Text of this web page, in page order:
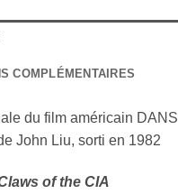
COMPLÉMENTAIRES
du film américain
John Liu, sorti en 1982
of the CIA